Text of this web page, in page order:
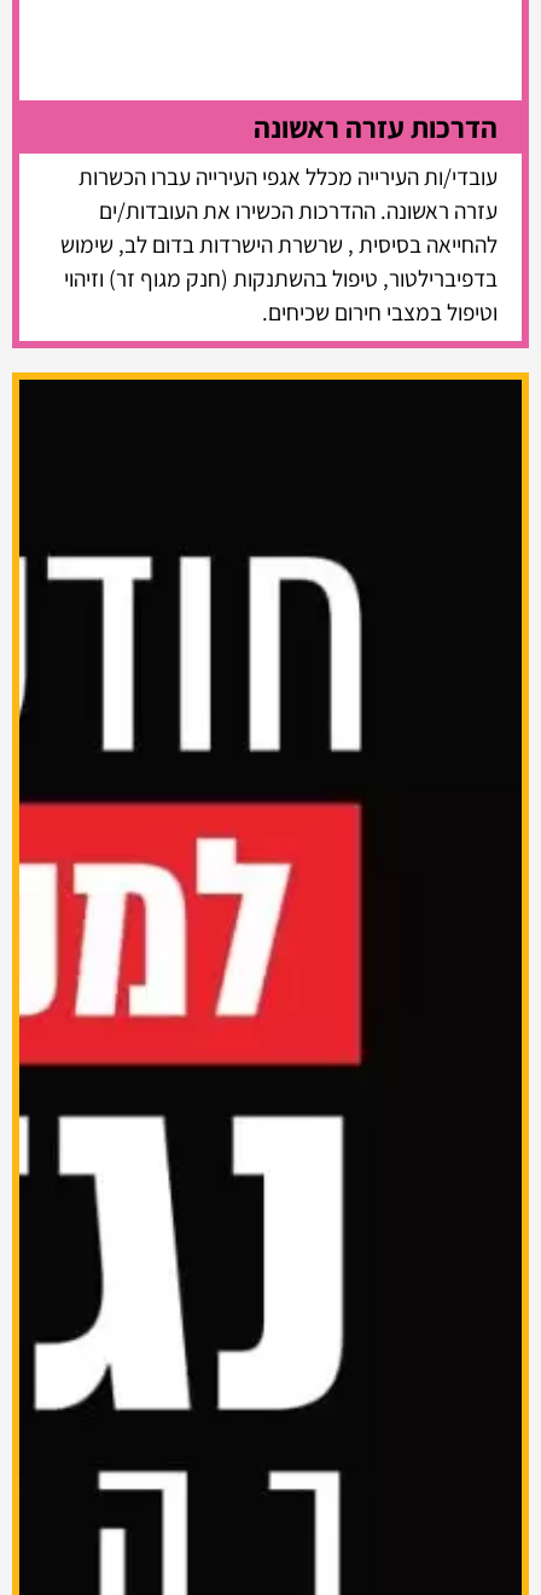
הדרכות עזרה ראשונה
עובדי/ות העירייה מכלל אגפי העירייה עברו הכשרות
עזרה ראשונה. ההדרכות הכשירו את העובדות/ים
להחייאה בסיסית , שרשרת הישרדות בדום לב, שימוש
בדפיברילטור, טיפול בהשתנקות (חנק מגוף זר) וזיהוי
וטיפול במצבי חירום שכיחים.